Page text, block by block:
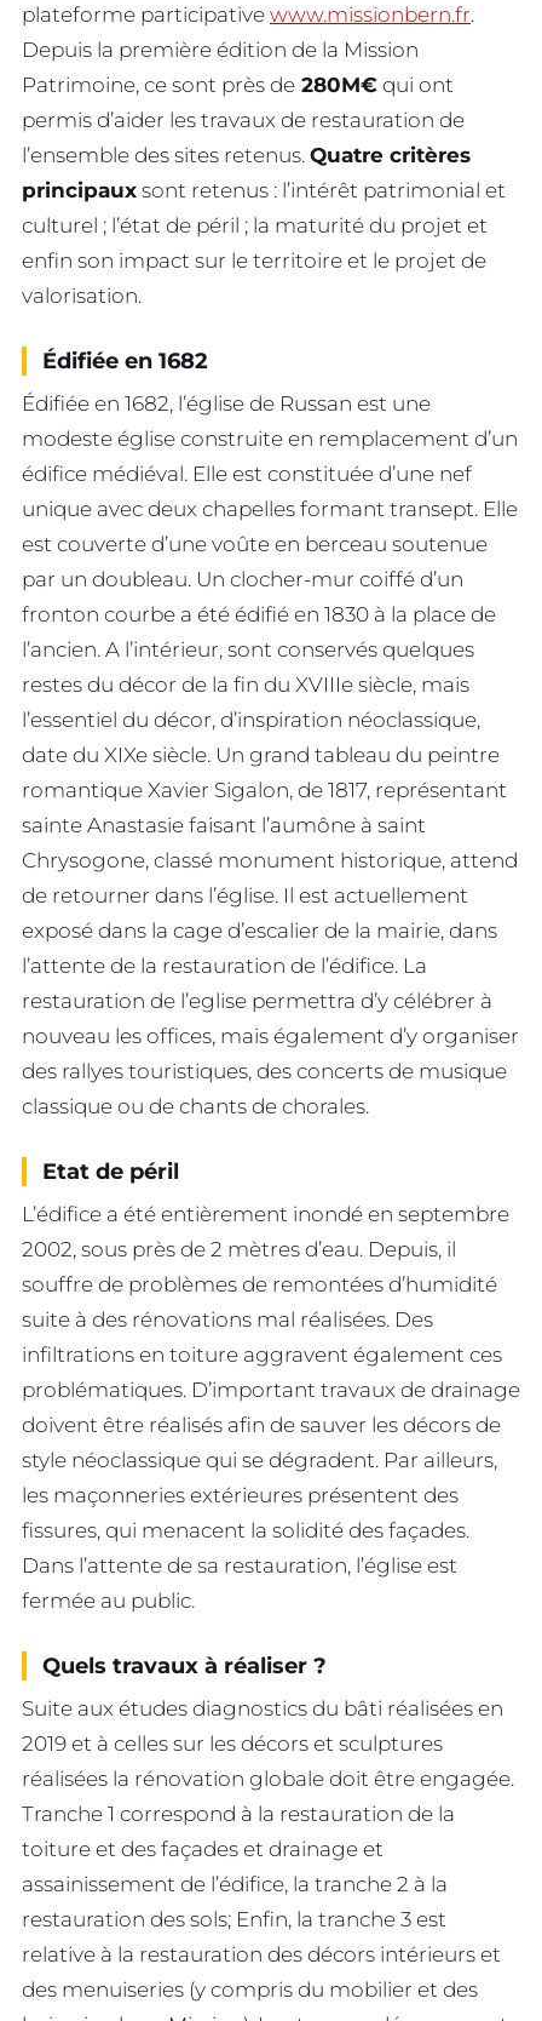
plateforme participative www.missionbern.fr.
Depuis la première édition de la Mission
Patrimoine, ce sont près de 280M€ qui ont
permis d’aider les travaux de restauration de
l’ensemble des sites retenus. Quatre critères
principaux sont retenus : l’intérêt patrimonial et
culturel ; l’état de péril ; la maturité du projet et
enfin son impact sur le territoire et le projet de
valorisation.
Édifiée en 1682
Édifiée en 1682, l’église de Russan est une
modeste église construite en remplacement d’un
édifice médiéval. Elle est constituée d’une nef
unique avec deux chapelles formant transept. Elle
est couverte d’une voûte en berceau soutenue
par un doubleau. Un clocher-mur coiffé d’un
fronton courbe a été édifié en 1830 à la place de
l’ancien. A l’intérieur, sont conservés quelques
restes du décor de la fin du XVIIIe siècle, mais
l’essentiel du décor, d’inspiration néoclassique,
date du XIXe siècle. Un grand tableau du peintre
romantique Xavier Sigalon, de 1817, représentant
sainte Anastasie faisant l’aumône à saint
Chrysogone, classé monument historique, attend
de retourner dans l’église. Il est actuellement
exposé dans la cage d’escalier de la mairie, dans
l’attente de la restauration de l’édifice. La
restauration de l’eglise permettra d’y célébrer à
nouveau les offices, mais également d’y organiser
des rallyes touristiques, des concerts de musique
classique ou de chants de chorales.
Etat de péril
L’édifice a été entièrement inondé en septembre
2002, sous près de 2 mètres d’eau. Depuis, il
souffre de problèmes de remontées d’humidité
suite à des rénovations mal réalisées. Des
infiltrations en toiture aggravent également ces
problématiques. D’important travaux de drainage
doivent être réalisés afin de sauver les décors de
style néoclassique qui se dégradent. Par ailleurs,
les maçonneries extérieures présentent des
fissures, qui menacent la solidité des façades.
Dans l’attente de sa restauration, l’église est
fermée au public.
Quels travaux à réaliser ?
Suite aux études diagnostics du bâti réalisées en
2019 et à celles sur les décors et sculptures
réalisées la rénovation globale doit être engagée.
Tranche 1 correspond à la restauration de la
toiture et des façades et drainage et
assainissement de l’édifice, la tranche 2 à la
restauration des sols; Enfin, la tranche 3 est
relative à la restauration des décors intérieurs et
des menuiseries (y compris du mobilier et des